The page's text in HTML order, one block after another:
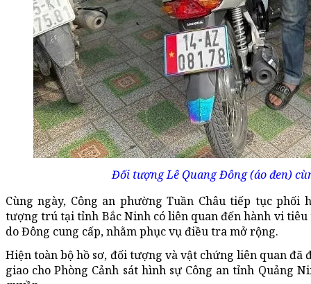
Đối tượng Lê Quang Đông (áo đen)
Cùng ngày, Công an phường Tuần Châu tiếp tục
tượng trú tại tỉnh Bắc Ninh có liên quan đến hành vi tiêu
do Đông cung cấp, nhằm phục vụ điều tra mở rộng.
Hiện toàn bộ hồ sơ, đối tượng và vật chứng liên quan đã
giao cho Phòng Cảnh sát hình sự Công an tỉnh Quảng